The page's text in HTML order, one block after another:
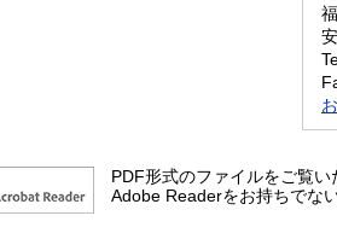
PDF形式のファイルをご覧
Adobe Readerをお持ちでな